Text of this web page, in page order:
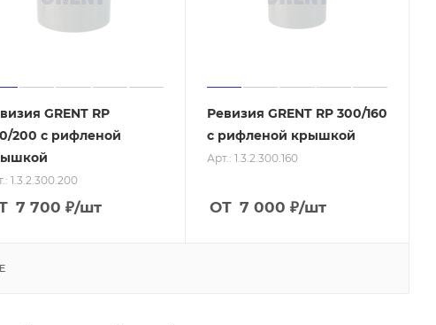
GRENT RP
200 с рифленой
1.3.2.300.200
7 700 ₽/шт
Ревизия GRENT RP 300/160
с рифленой крышкой
Арт.: 1.3.2.300.160
ОТ 7 000 ₽/шт